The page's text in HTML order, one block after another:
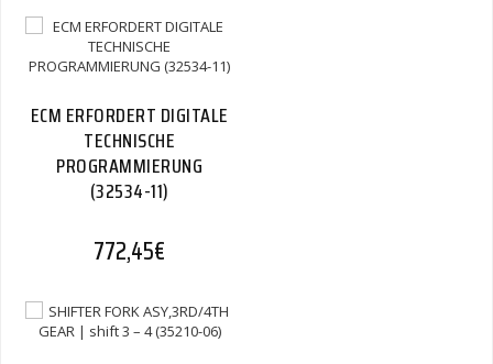
ECM ERFORDERT DIGITALE
TECHNISCHE
PROGRAMMIERUNG
(32534-11)
772,45€